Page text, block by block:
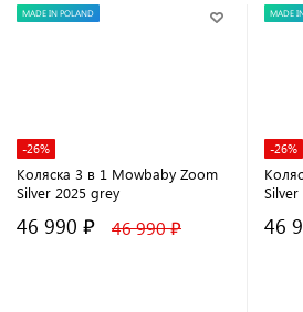
MADE IN POLAND
-26%
Коляска 3 в 1 Mowbaby Zoom
Silver 2025 grey
46 990 ₽ 46 990 ₽
MADE
-26%
46